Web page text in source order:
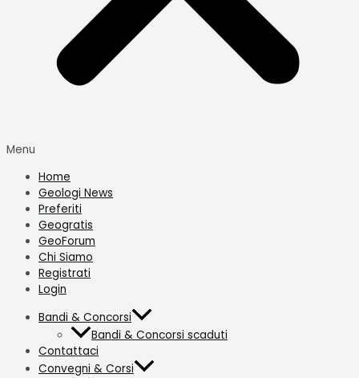
Menu
Home
Geologi News
Preferiti
Geogratis
GeoForum
Chi Siamo
Registrati
Login
Bandi & Concorsi
Bandi & Concorsi scaduti
Contattaci
Convegni & Corsi